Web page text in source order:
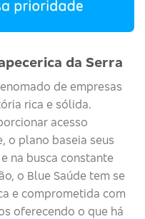
da Serra
de empresas
rica e sólida.
acesso
o plano baseia seus
na busca constante
o Blue Saúde tem se
e comprometida com
oferecendo o que há